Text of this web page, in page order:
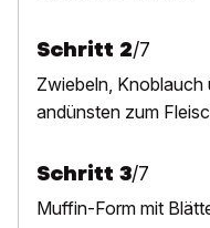
Schritt 2/7
Zwiebeln, Knoblauch
andünsten zum
Schritt 3/7
Muffin-Form mit